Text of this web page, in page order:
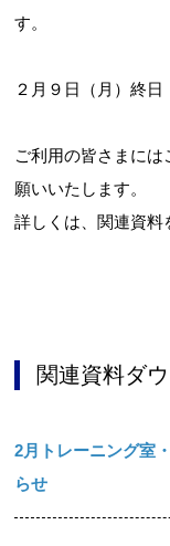
す。
２月９日（月）終日
ご利用の皆さまに
願いいたします。
詳しくは、関連資料
関連資料ダ
2月トレーニング室
らせ